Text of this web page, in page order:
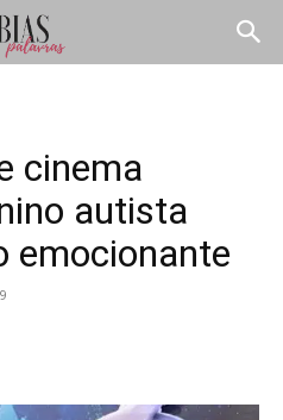
cinema
autista
emocionante